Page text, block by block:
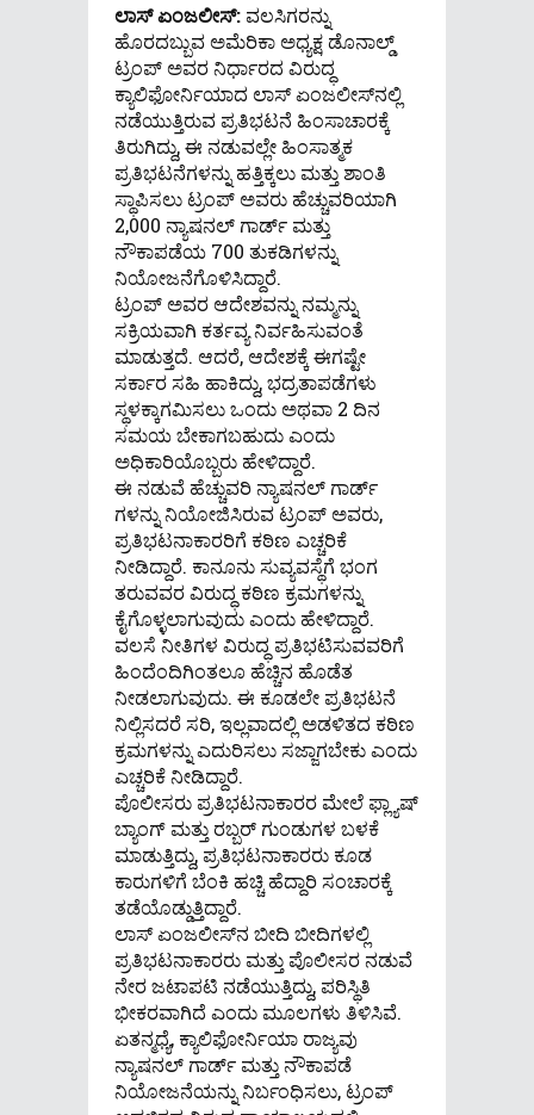
ಲಾಸ್‌ ಏಂಜಲೀಸ್‌:ವಲಸಿಗರನ್ನು
ಹೊರದಬ್ಬುವ ಅಮೆರಿಕಾ ಅಧ್ಯಕ್ಷ ಡೊನಾಲ್ಡ್
ಟ್ರಂಪ್‌ ಅವರ ನಿರ್ಧಾರದ ವಿರುದ್ಧ
ಕ್ಯಾಲಿಫೋರ್ನಿಯಾದ ಲಾಸ್ ಏಂಜಲೀಸ್‌ನಲ್ಲಿ
ನಡೆಯುತ್ತಿರುವ ಪ್ರತಿಭಟನೆ ಹಿಂಸಾಚಾರಕ್ಕೆ
ತಿರುಗಿದ್ದು, ಈ ನಡುವಲ್ಲೇ ಹಿಂಸಾತ್ಮಕ
ಪ್ರತಿಭಟನೆಗಳನ್ನು ಹತ್ತಿಕ್ಕಲು ಮತ್ತು ಶಾಂತಿ
ಸ್ಥಾಪಿಸಲು ಟ್ರಂಪ್ ಅವರು ಹೆಚ್ಚುವರಿಯಾಗಿ
2,000 ನ್ಯಾಷನಲ್ ಗಾರ್ಡ್ ಮತ್ತು
ನೌಕಾಪಡೆಯ 700 ತುಕಡಿಗಳನ್ನು
ನಿಯೋಜನೆಗೊಳಿಸಿದ್ದಾರೆ.
ಟ್ರಂಪ್ ಅವರ ಆದೇಶವನ್ನು ನಮ್ಮನ್ನು
ಸಕ್ರಿಯವಾಗಿ ಕರ್ತವ್ಯ ನಿರ್ವಹಿಸುವಂತೆ
ಮಾಡುತ್ತದೆ. ಆದರೆ, ಆದೇಶಕ್ಕೆ ಈಗಷ್ಟೇ
ಸರ್ಕಾರ ಸಹಿ ಹಾಕಿದ್ದು, ಭದ್ರತಾಪಡೆಗಳು
ಸ್ಥಳಕ್ಕಾಗಮಿಸಲು ಒಂದು ಅಥವಾ 2 ದಿನ
ಸಮಯ ಬೇಕಾಗಬಹುದು ಎಂದು
ಅಧಿಕಾರಿಯೊಬ್ಬರು ಹೇಳಿದ್ದಾರೆ.
ಈ ನಡುವೆ ಹೆಚ್ಚುವರಿ ನ್ಯಾಷನಲ್ ಗಾರ್ಡ್
ಗಳನ್ನು ನಿಯೋಜಿಸಿರುವ ಟ್ರಂಪ್ ಅವರು,
ಪ್ರತಿಭಟನಾಕಾರರಿಗೆ ಕಠಿಣ ಎಚ್ಚರಿಕೆ
ನೀಡಿದ್ದಾರೆ. ಕಾನೂನು ಸುವ್ಯವಸ್ಥೆಗೆ ಭಂಗ
ತರುವವರ ವಿರುದ್ಧ ಕಠಿಣ ಕ್ರಮಗಳನ್ನು
ಕೈಗೊಳ್ಳಲಾಗುವುದು ಎಂದು ಹೇಳಿದ್ದಾರೆ.
ವಲಸೆ ನೀತಿಗಳ ವಿರುದ್ಧ ಪ್ರತಿಭಟಿಸುವವರಿಗೆ
ಹಿಂದೆಂದಿಗಿಂತಲೂ ಹೆಚ್ಚಿನ ಹೊಡೆತ
ನೀಡಲಾಗುವುದು. ಈ ಕೂಡಲೇ ಪ್ರತಿಭಟನೆ
ನಿಲ್ಲಿಸದರೆ ಸರಿ, ಇಲ್ಲವಾದಲ್ಲಿ ಅಡಳಿತದ ಕಠಿಣ
ಕ್ರಮಗಳನ್ನು ಎದುರಿಸಲು ಸಜ್ಜಾಗಬೇಕು ಎಂದು
ಎಚ್ಚರಿಕೆ ನೀಡಿದ್ದಾರೆ.
ಪೊಲೀಸರು ಪ್ರತಿಭಟನಾಕಾರರ ಮೇಲೆ ಫ್ಲ್ಯಾಷ್
ಬ್ಯಾಂಗ್‌ ಮತ್ತು ರಬ್ಬರ್ ಗುಂಡುಗಳ ಬಳಕೆ
ಮಾಡುತ್ತಿದ್ದು, ಪ್ರತಿಭಟನಾಕಾರರು ಕೂಡ
ಕಾರುಗಳಿಗೆ ಬೆಂಕಿ ಹಚ್ಚಿ ಹೆದ್ದಾರಿ ಸಂಚಾರಕ್ಕೆ
ತಡೆಯೊಡ್ಡುತ್ತಿದ್ದಾರೆ.
ಲಾಸ್‌ ಏಂಜಲೀಸ್‌ನ ಬೀದಿ ಬೀದಿಗಳಲ್ಲಿ
ಪ್ರತಿಭಟನಾಕಾರರು ಮತ್ತು ಪೊಲೀಸರ ನಡುವೆ
ನೇರ ಜಟಾಪಟಿ ನಡೆಯುತ್ತಿದ್ದು, ಪರಿಸ್ಥಿತಿ
ಭೀಕರವಾಗಿದೆ ಎಂದು ಮೂಲಗಳು ತಿಳಿಸಿವೆ.
ಏತನ್ಮಧ್ಯೆ, ಕ್ಯಾಲಿಫೋರ್ನಿಯಾ ರಾಜ್ಯವು
ನ್ಯಾಷನಲ್‌ ಗಾರ್ಡ್ ಮತ್ತು ನೌಕಾಪಡೆ
ನಿಯೋಜನೆಯನ್ನು ನಿರ್ಬಂಧಿಸಲು, ಟ್ರಂಪ್